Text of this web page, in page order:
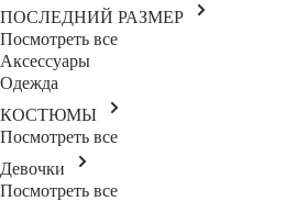
ПОСЛЕДНИЙ РАЗМЕР
Посмотреть все
Аксессуары
Одежда
КОСТЮМЫ
Посмотреть все
Девочки
Посмотреть все